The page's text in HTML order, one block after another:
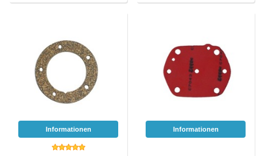
Informationen Informationen